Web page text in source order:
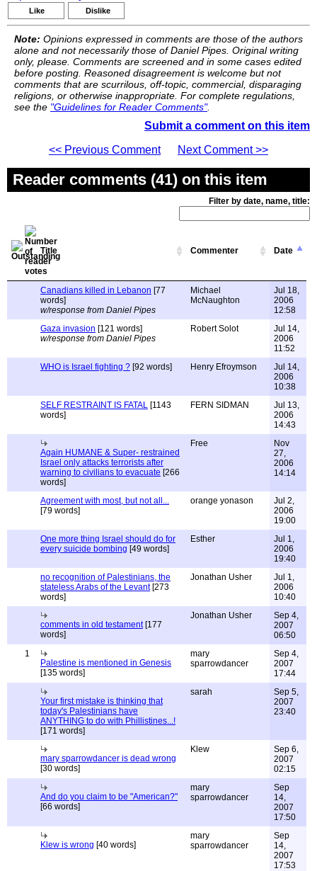
Like Dislike
Note: Opinions expressed in comments are those of the authors
alone and not necessarily those of Daniel Pipes. Original writing
only, please. Comments are screened and in some cases edited
before posting. Reasoned disagreement is welcome but not
comments that are scurrilous, off-topic, commercial, disparaging
religions, or otherwise inappropriate. For complete regulations,
see the "Guidelines for Reader Comments".
Submit a comment on this item
<< Previous Comment
Next Comment >>
Reader comments (41) on this item
Filter by date, name, title:
Title Commenter Date
Canadians killed in Lebanon [77
words]
w/response from Daniel Pipes
Michael
McNaughton
Jul 18,
2006
12:58
Gaza invasion [121 words]
w/response from Daniel Pipes
Robert Solot
Jul 14,
2006
11:52
WHO is Israel fighting ? [92 words] Henry Efroymson
Jul 14,
2006
10:38
SELF RESTRAINT IS FATAL [1143
words]
FERN SIDMAN
Jul 13,
2006
14:43
Again HUMANE & Super- restrained
Israel only attacks terrorists after
warning to civilians to evacuate [266
words]
Free
Nov
27,
2006
14:14
Agreement with most, but not all...
[79 words]
orange yonason
Jul 2,
2006
19:00
One more thing Israel should do for
every suicide bombing [49 words]
Esther
Jul 1,
2006
19:40
no recognition of Palestinians, the
stateless Arabs of the Levant[273
words]
Jonathan Usher
Jul 1,
2006
10:40
comments in old testament[177
words]
Jonathan Usher
Sep 4,
2007
06:50
1
Palestine is mentioned in Genesis
[135 words]
mary
sparrowdancer
Sep 4,
2007
17:44
Your first mistake is thinking that
today's Palestinians have
ANYTHING to do with Phillistines...!
[171 words]
sarah
Sep 5,
2007
23:40
mary sparrowdancer is dead wrong
[30 words]
Klew
Sep 6,
2007
02:15
And do you claim to be "American?"
[66 words]
mary
sparrowdancer
Sep
14,
2007
17:50
Klew is wrong [40 words]
mary
sparrowdancer
Sep
14,
2007
17:53